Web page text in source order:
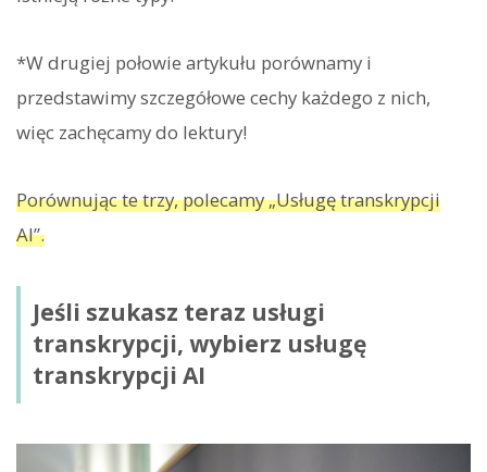
*W drugiej połowie artykułu porównamy i
przedstawimy szczegółowe cechy każdego z nich,
więc zachęcamy do lektury!
Porównując te trzy, polecamy „Usługę transkrypcji
AI”.
Jeśli szukasz teraz usługi
transkrypcji, wybierz usługę
transkrypcji AI